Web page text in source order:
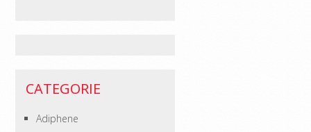
CATEGORIE
Adiphene